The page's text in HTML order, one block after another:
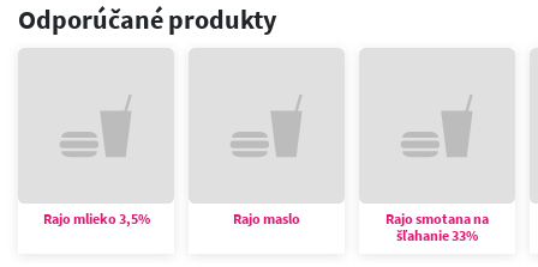
Odporúčané produkty
Rajo mlieko 3,5% Rajo maslo
Rajo smotana na
šľahanie 33%